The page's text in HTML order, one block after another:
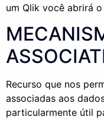
um Qlik você abrirá
Recurso que nos
associadas aos
particularmente útil